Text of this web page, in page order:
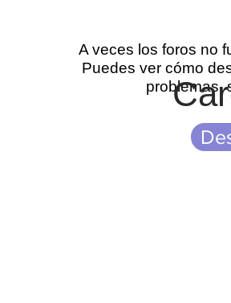
A veces los foros no
Puedes ver cómo
problemas,